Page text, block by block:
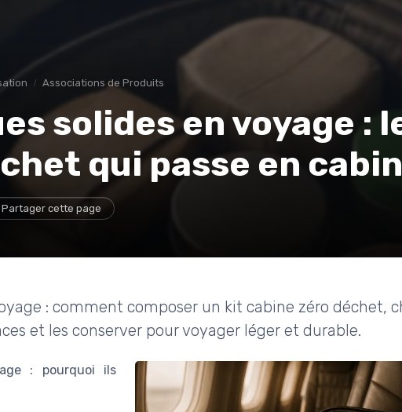
Associations de Produits
solides en voyage :
qui passe en
Partager cette page
: comment composer un kit cabine zéro déchet,
et les conserver pour voyager léger et durable.
: pourquoi ils